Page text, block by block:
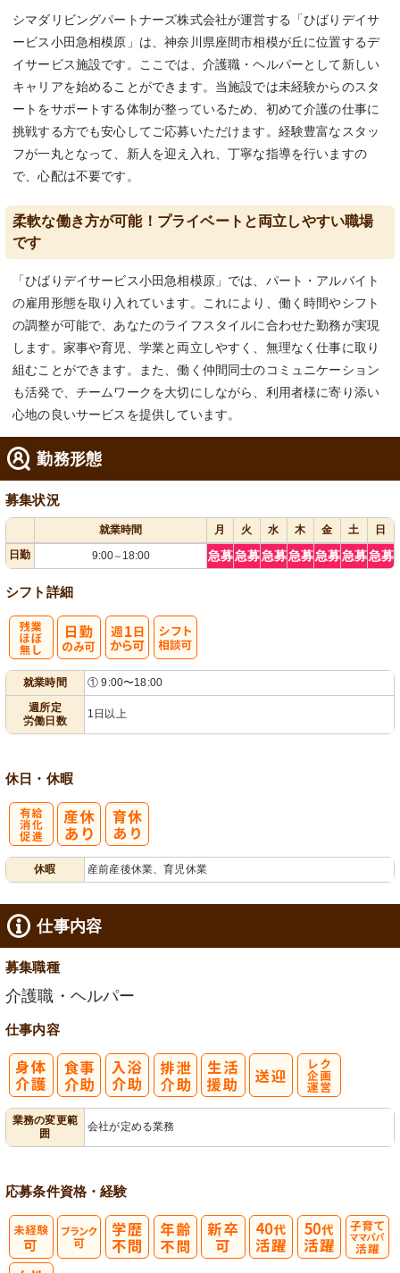
シマダリビングパートナーズ株式会社が運営する「ひばりデイサ
ービス小田急相模原」は、神奈川県座間市相模が丘に位置するデ
イサービス施設です。ここでは、介護職・ヘルパーとして新しい
キャリアを始めることができます。当施設では未経験からのスタ
ートをサポートする体制が整っているため、初めて介護の仕事に
挑戦する方でも安心してご応募いただけます。経験豊富なスタッ
フが一丸となって、新人を迎え入れ、丁寧な指導を行いますの
で、心配は不要です。
柔軟な働き方が可能！プライベートと両立しやすい職場
です
「ひばりデイサービス小田急相模原」では、パート・アルバイト
の雇用形態を取り入れています。これにより、働く時間やシフト
の調整が可能で、あなたのライフスタイルに合わせた勤務が実現
します。家事や育児、学業と両立しやすく、無理なく仕事に取り
組むことができます。また、働く仲間同士のコミュニケーション
も活発で、チームワークを大切にしながら、利用者様に寄り添い
心地の良いサービスを提供しています。
勤務形態
募集状況
就業時間 月 火 水 木 金 土
日
日勤
9:00～ 18:00 急募急募急募急募急募急募急募
シフト詳細
就業時間
① 9:00〜18:00
週所定
労働日数
1日以上
休日・休暇
休暇 産前産後休業、育児休業
仕事内容
募集職種
介護職・ヘルパー
仕事内容
業務の変更範
囲
会社が定める業務
応募条件資格・経験